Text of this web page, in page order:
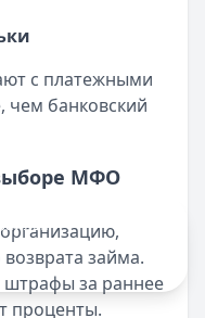
с платежными
чем банковский
МФО
займа.
за раннее
проценты.
.